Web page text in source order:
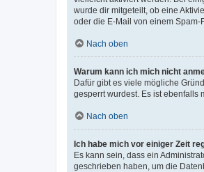
wurde dir mitgeteilt, ob eine
oder die E-Mail von einem
Nach oben
Warum kann ich mich nicht
Dafür gibt es viele mögliche
gesperrt wurdest. Es ist ebenfalls
Nach oben
Ich habe mich vor einiger Zeit
Es kann sein, dass ein
geschrieben haben, um die